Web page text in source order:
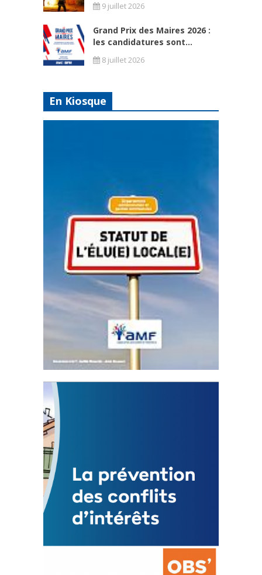
9 juillet 2026
Grand Prix des Maires 2026 :
les candidatures sont...
8 juillet 2026
En Kiosque
Statut de l’élu local
3 avril 2024
Mise à jour avril 2024
FEUILLETER